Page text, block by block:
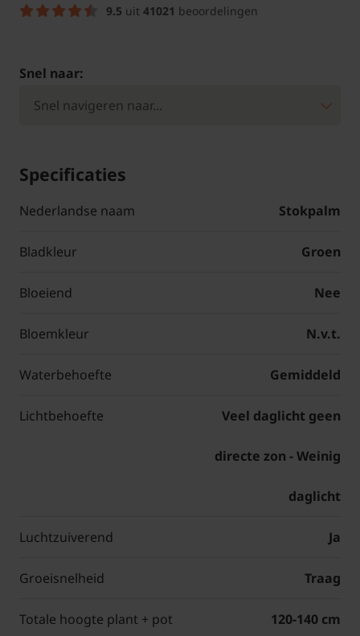
9.5 uit 41021 beoordelingen
Snel naar:
Specificaties
Nederlandse naam Stokpalm
Bladkleur Groen
Bloeiend Nee
Bloemkleur N.v.t.
Waterbehoefte Gemiddeld
Lichtbehoefte Veel daglicht geen
directe zon - Weinig
daglicht
Luchtzuiverend Ja
Groeisnelheid Traag
Totale hoogte plant + pot 120-140 cm